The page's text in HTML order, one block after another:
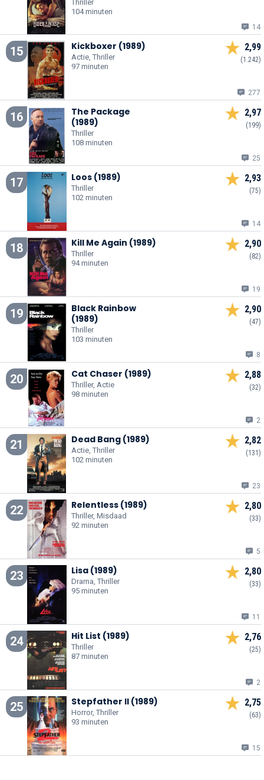
Thriller
104 minuten
14
15 Kickboxer (1989)
Actie, Thriller
97 minuten
2,99
(1.242)
277
16
The Package
(1989)
Thriller
108 minuten
2,97
(199)
25
17 Loos (1989)
Thriller
102 minuten
2,93
(75)
14
18 Kill Me Again (1989)
Thriller
94 minuten
2,90
(82)
19
19
Black Rainbow
(1989)
Thriller
103 minuten
2,90
(47)
8
20 Cat Chaser (1989)
Thriller, Actie
98 minuten
2,88
(32)
2
21 Dead Bang (1989)
Actie, Thriller
102 minuten
2,82
(131)
23
22 Relentless (1989)
Thriller, Misdaad
92 minuten
2,80
(33)
5
23 Lisa (1989)
Drama, Thriller
95 minuten
2,80
(33)
11
24 Hit List (1989)
Thriller
87 minuten
2,76
(25)
2
25 Stepfather II (1989)
Horror, Thriller
93 minuten
2,75
(63)
15